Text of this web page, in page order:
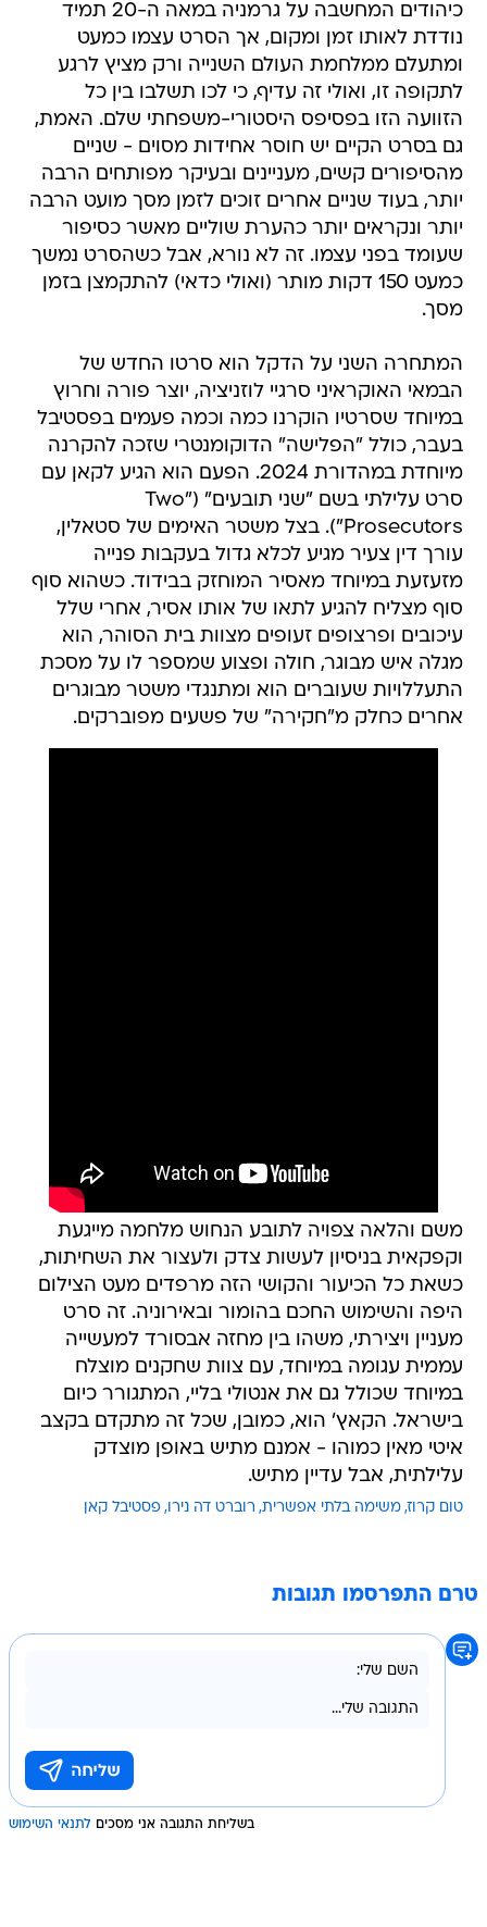
כיהודים המחשבה על גרמניה במאה ה-20 תמיד
נודדת לאותו זמן ומקום, אך הסרט עצמו כמעט
ומתעלם ממלחמת העולם השנייה ורק מציץ לרגע
לתקופה זו, ואולי זה עדיף, כי לכו תשלבו בין כל
הזוועה הזו בפסיפס היסטורי-משפחתי שלם. האמת,
גם בסרט הקיים יש חוסר אחידות מסוים - שניים
מהסיפורים קשים, מעניינים ובעיקר מפותחים הרבה
יותר, בעוד שניים אחרים זוכים לזמן מסך מועט הרבה
יותר ונקראים יותר כהערת שוליים מאשר כסיפור
שעומד בפני עצמו. זה לא נורא, אבל כשהסרט נמשך
כמעט 150 דקות מותר (ואולי כדאי) להתקמצן בזמן
מסך.
המתחרה השני על הדקל הוא סרטו החדש של
הבמאי האוקראיני סרגיי לוזניציה, יוצר פורה וחרוץ
במיוחד שסרטיו הוקרנו כמה וכמה פעמים בפסטיבל
בעבר, כולל "הפלישה" הדוקומנטרי שזכה להקרנה
מיוחדת במהדורת 2024. הפעם הוא הגיע לקאן עם
סרט עלילתי בשם "שני תובעים" ("Two
Prosecutors"). בצל משטר האימים של סטאלין,
עורך דין צעיר מגיע לכלא גדול בעקבות פנייה
מזעזעת במיוחד מאסיר המוחזק בבידוד. כשהוא סוף
סוף מצליח להגיע לתאו של אותו אסיר, אחרי שלל
עיכובים ופרצופים זעופים מצוות בית הסוהר, הוא
מגלה איש מבוגר, חולה ופצוע שמספר לו על מסכת
התעללויות שעוברים הוא ומתנגדי משטר מבוגרים
אחרים כחלק מ"חקירה" של פשעים מפוברקים.
משם והלאה צפויה לתובע הנחוש מלחמה מייגעת
וקפקאית בניסיון לעשות צדק ולעצור את השחיתות,
כשאת כל הכיעור והקושי הזה מרפדים מעט הצילום
היפה והשימוש החכם בהומור ובאירוניה. זה סרט
מעניין ויצירתי, משהו בין מחזה אבסורד למעשייה
עממית עגומה במיוחד, עם צוות שחקנים מוצלח
במיוחד שכולל גם את אנטולי בליי, המתגורר כיום
בישראל. הקאץ' הוא, כמובן, שכל זה מתקדם בקצב
איטי מאין כמוהו - אמנם מתיש באופן מוצדק
עלילתית, אבל עדיין מתיש.
טום קרוז משימה בלתי אפשרית רוברט דה נירו פסטיבל קאן
טרם התפרסמו תגובות
בשליחת התגובה אני מסכים לתנאי השימוש